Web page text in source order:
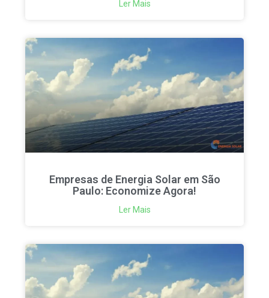
Ler Mais
Empresas de Energia Solar em São
Paulo: Economize Agora!
Ler Mais